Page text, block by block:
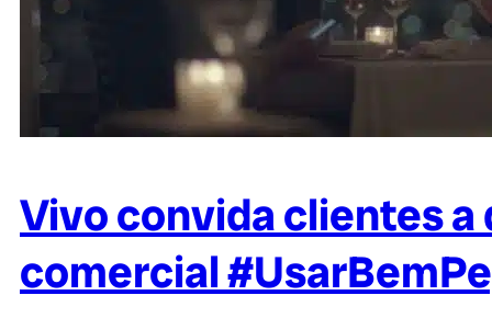
Vivo convida clientes
comercial